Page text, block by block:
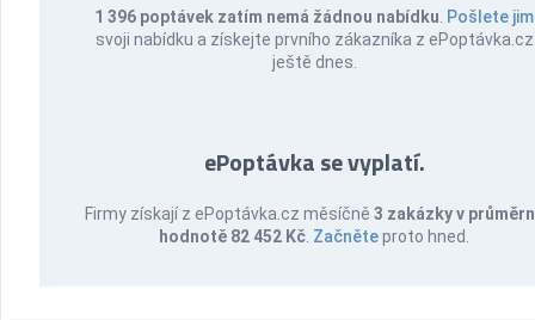
1 396 poptávek zatím nemá žádnou nabídku Pošlete jim
svoji nabídku a získejte prvního zákazníka z ePoptávka.cz
ještě dnes.
ePoptávka se vyplatí.
Firmy získají z ePoptávka.cz měsíčně 3 zakázky v
hodnotě 82 452 Kč Začněteproto hned.